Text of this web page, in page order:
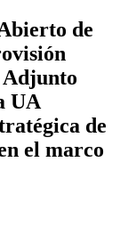
de
Adjunto
UA
de
el marco